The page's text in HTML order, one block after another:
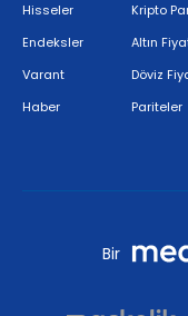
Hisseler
Endeksler
Varant
Haber
Kripto
Altın
Döviz
Pariteler
Bir